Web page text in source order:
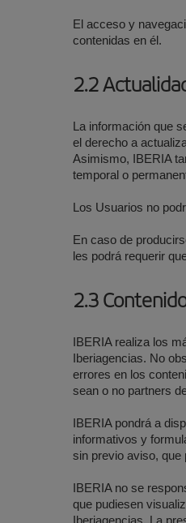
El acceso y
contenidas en él.
2.2
La información que
el derecho a
Asimismo, IBERIA
temporal o
Los Usuarios no
En caso de
les podrá requerir
2.3
IBERIA realiza los
Iberiagencias. No
errores en los
sean o no partners
IBERIA pondrá a
informativos y
sin previo aviso, que
IBERIA no se
que pudiesen
Iberiagencias. La